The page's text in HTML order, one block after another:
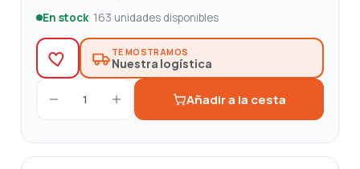
En stock· 163 unidades disponibles
TE MOSTRAMOS
Nuestra logística
1 Añadir a la cesta